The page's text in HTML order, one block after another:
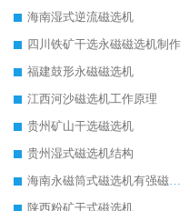
海南湿式逆流磁选机
四川铁矿干选永磁磁选机制作
福建鼓形永磁磁选机
江西河沙磁选机工作原理
贵州矿山干选磁选机
贵州湿式磁选机结构
海南永磁筒式磁选机有强磁的吗
陕西粉矿干式磁选机